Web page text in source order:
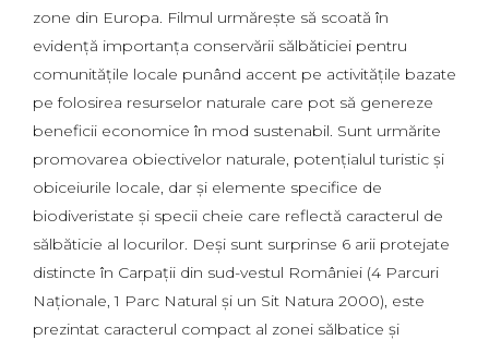
zone din Europa. Filmul urmărește să scoată în
evidenţă importanţa conservării sălbăticiei pentru
comunităţile locale punând accent pe activităţile bazate
pe folosirea resurselor naturale care pot să genereze
beneficii economice în mod sustenabil. Sunt urmărite
promovarea obiectivelor naturale, potenţialul turistic şi
obiceiurile locale, dar şi elemente specifice de
biodiveristate şi specii cheie care reflectă caracterul de
sălbăticie al locurilor. Deşi sunt surprinse 6 arii protejate
distincte în Carpații din sud-vestul României (4 Parcuri
Naţionale, 1 Parc Natural şi un Sit Natura 2000), este
prezintat caracterul compact al zonei sălbatice şi